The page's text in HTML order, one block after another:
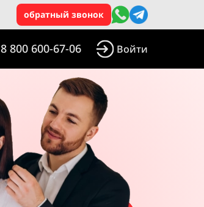
обратный звонок
8 800 600-67-06 Войти